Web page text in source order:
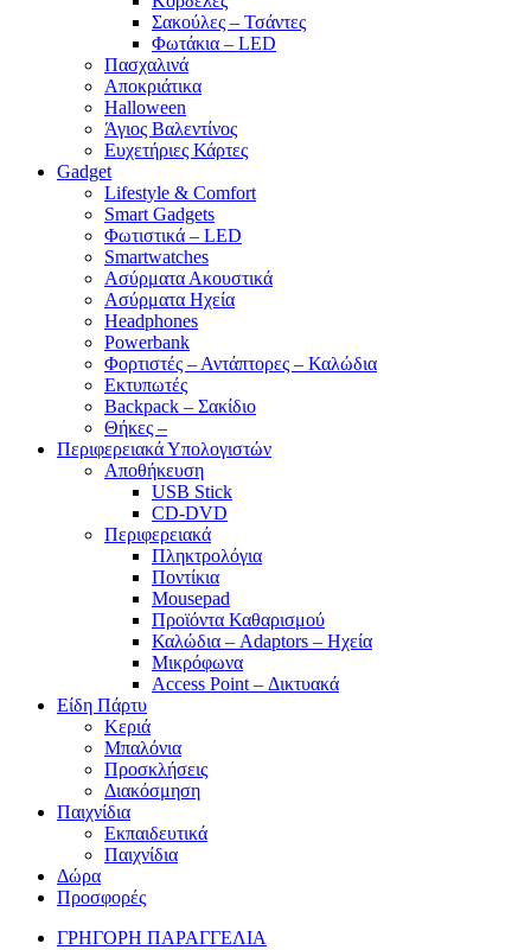
Σακούλες – Τσάντες
Φωτάκια – LED
Πασχαλινά
Αποκριάτικα
Halloween
Άγιος Βαλεντίνος
Ευχετήριες Κάρτες
Gadget
Lifestyle & Comfort
Smart Gadgets
Φωτιστικά – LED
Smartwatches
Ασύρματα Ακουστικά
Ασύρματα Ηχεία
Headphones
Powerbank
Φορτιστές – Αντάπτορες – Καλώδια
Εκτυπωτές
Backpack – Σακίδιο
Θήκες –
Περιφερειακά Υπολογιστών
Αποθήκευση
USB Stick
CD-DVD
Περιφερειακά
Πληκτρολόγια
Ποντίκια
Mousepad
Προϊόντα Καθαρισμού
Καλώδια – Adaptors – Ηχεία
Μικρόφωνα
Access Point – Δικτυακά
Είδη Πάρτυ
Κεριά
Μπαλόνια
Προσκλήσεις
Διακόσμηση
Παιχνίδια
Εκπαιδευτικά
Παιχνίδια
Δώρα
Προσφορές
ΓΡΗΓΟΡΗ ΠΑΡΑΓΓΕΛΙΑ